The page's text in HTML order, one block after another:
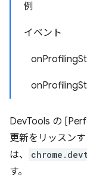
例
イベント
DevTools の
更新をリッスン
は、
す。